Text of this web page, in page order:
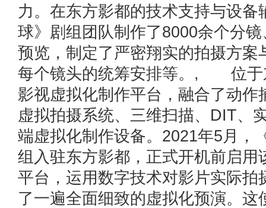
力。在东方影都的技术支持与设备
球》剧组团队制作了8000余个分
预览，制定了严密翔实的拍摄方案
每个镜头的统筹安排等。, 位于
影视虚拟化制作平台，融合了动作
虚拟拍摄系统、三维扫描、DIT、
端虚拟化制作设备。2021年5月，
组入驻东方影都，正式开机前启用
平台，运用数字技术对影片实际拍
了一遍全面细致的虚拟化预演。这